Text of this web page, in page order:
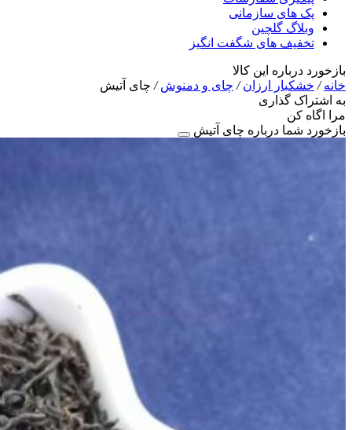
پک های سازمانی
وبلاگ گلچین
تخفیف های شگفت انگیز
بازخورد درباره این کالا
خانه/ خشکبار ارزان/ چای و دمنوش/ چای آتیش
به اشتراک گذاری
مرا اگاه کن
بازخورد شما درباره چای آتیش